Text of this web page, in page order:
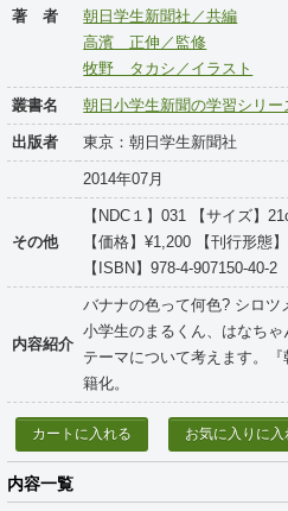
著 者
朝日学生新聞社／共編
高濱 正伸／監修
牧野 タカシ／イラスト
叢書名 朝日小学生新聞の学習シリー
出版者 東京：朝日学生新聞社
2014年07月
その他
【NDC１】031 【サイズ】
【価格】¥1,200 【刊行形態
【ISBN】978-4-907150-40-
内容紹介
バナナの色って何色? シロツ
小学生のまるくん、はなち
テーマについて考えます。
籍化。
カートに入れる お気に入りに入
内容一覧